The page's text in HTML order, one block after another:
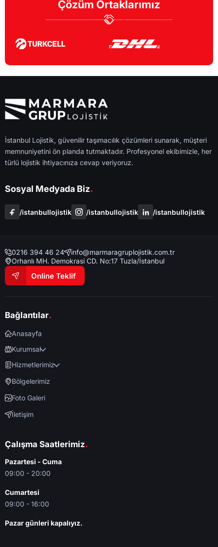
Çözüm Ortaklarımız
İstanbul Lojistik, güvenilir taşımacılık çözümleri sunarak, müşteri
memnuniyetini ön planda tutmaktadır. Profesyonel ekibimizle, her
türlü lojistik ihtiyacınıza cevap veriyoruz.
Sosyal Medyada Biz.
/i̇stanbullojistik /i̇stanbullojistik /i̇stanbullojistik
0216 394 46 24
info@marmaragruplojistik.com.tr
Orhanlı MH. Demokrasi CD. No:17 Tuzla/İstanbul
Online Teklif
Bağlantılar.
Anasayfa
Kurumsal
Hizmetlerimiz
Bölgelerimiz
Foto Galeri
İletişim
Çalışma Saatlerimiz.
Pazartesi - Cuma
09:00 - 20:00
Cumartesi
09:00 - 16:00
Pazar günleri kapalıyız.